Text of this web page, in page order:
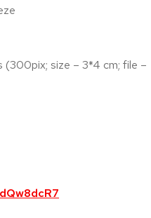
size – 3*4 cm; file –